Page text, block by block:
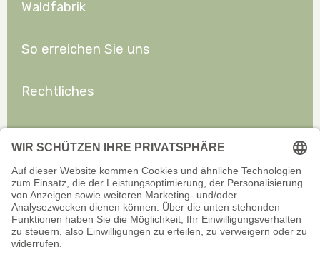
Waldfabrik
So erreichen Sie uns
Rechtliches